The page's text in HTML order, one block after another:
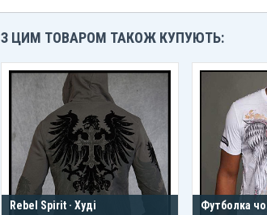
З ЦИМ ТОВАРОМ ТАКОЖ КУПУЮТЬ:
Rebel Spirit · Худі
Футболка